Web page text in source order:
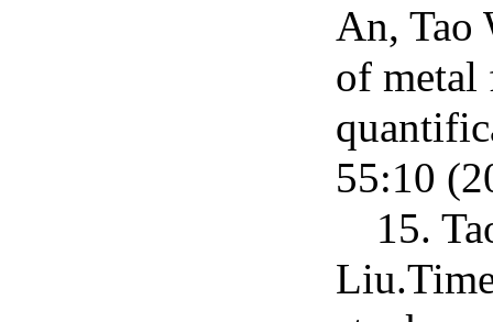
An, Tao
of metal
55:10
15.